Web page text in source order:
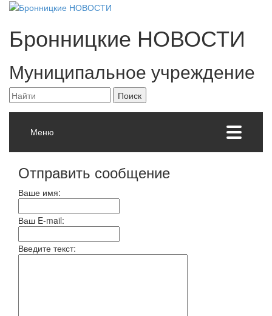
Бронницкие НОВОСТИ
Муниципальное учреждение
Меню
Отправить сообщение
Ваше имя:
Ваш E-mail:
Введите текст: